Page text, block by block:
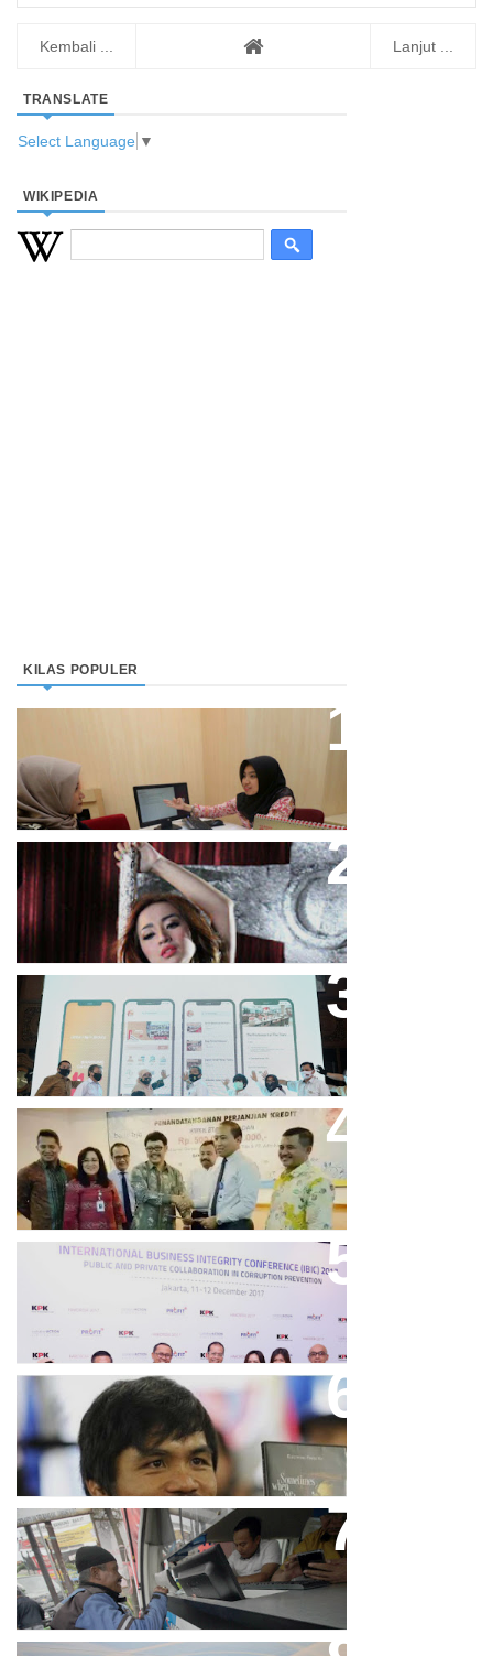
Kembali ... Lanjut ...
TRANSLATE
Select Language ▼
WIKIPEDIA
KILAS POPULER
Keuangan Syariah Di Indonesia
Meningkat
Cupi Cupita Luncurkan Single
“Yo Uwis”
Bandung Great Sale 2020 Go
Online Resmi Dimulai
Bank Bjb Fasilitasi Kredit Modal
Kerja Konstruksi PT Adhi Karya
Keren, Bank BJB Kantongi
Puluhan Penghargaan Sepanjang
2017
Dicibir Di Medsos, Manny
Pacquiao Tegaskan Pendirian
Tolak LGBT
Bjb T Samsat Manjakan Nasabah
Dalam Bayar Pajak Kendaraan